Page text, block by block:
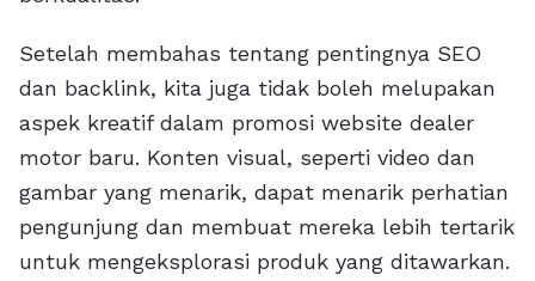
Setelah membahas tentang pentingnya SEO
dan backlink, kita juga tidak boleh melupakan
aspek kreatif dalam promosi website dealer
motor baru. Konten visual, seperti video dan
gambar yang menarik, dapat menarik perhatian
pengunjung dan membuat mereka lebih tertarik
untuk mengeksplorasi produk yang ditawarkan.